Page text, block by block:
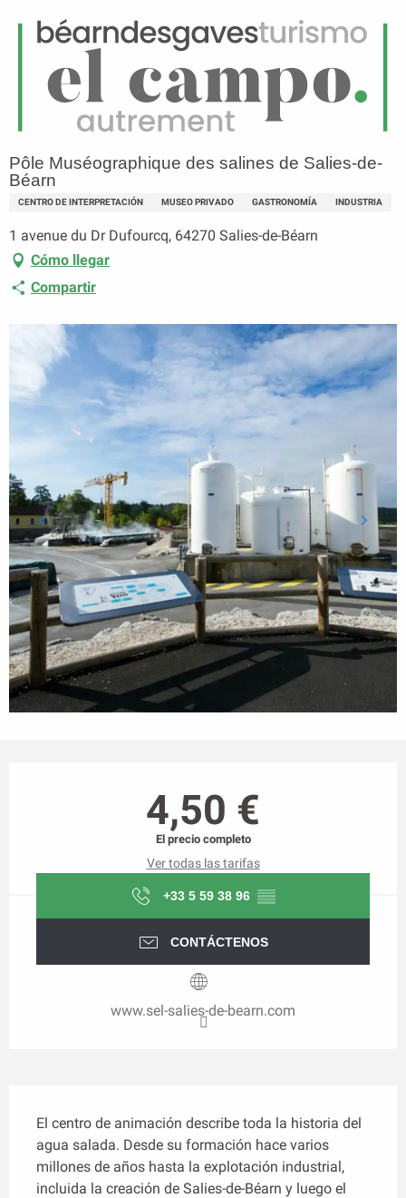
Menú
Página principal
Pôle Muséographique des salines de Salies-de-Béarn
Pôle Muséographique des salines de Salies-de-
Béarn
CENTRO DE INTERPRETACIÓN MUSEO PRIVADO GASTRONOMÍA INDUSTRIA
1 avenue du Dr Dufourcq, 64270 Salies-de-Béarn
Cómo llegar
Compartir
4,50 €
El precio completo
Ver todas las tarifas
+33 5 59 38 96 ▒▒
CONTÁCTENOS
www.sel-salies-de-bearn.com
El centro de animación describe toda la historia del
agua salada. Desde su formación hace varios
millones de años hasta la explotación industrial,
incluida la creación de Salies-de-Béarn y luego el